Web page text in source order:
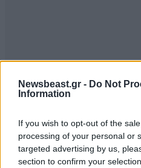
Newsbeast.gr - Do Not
Information
If you wish to opt-out of the
processing of your personal or
targeted advertising by us,
section to confirm your
0 ΣΧΌΛΙΑ